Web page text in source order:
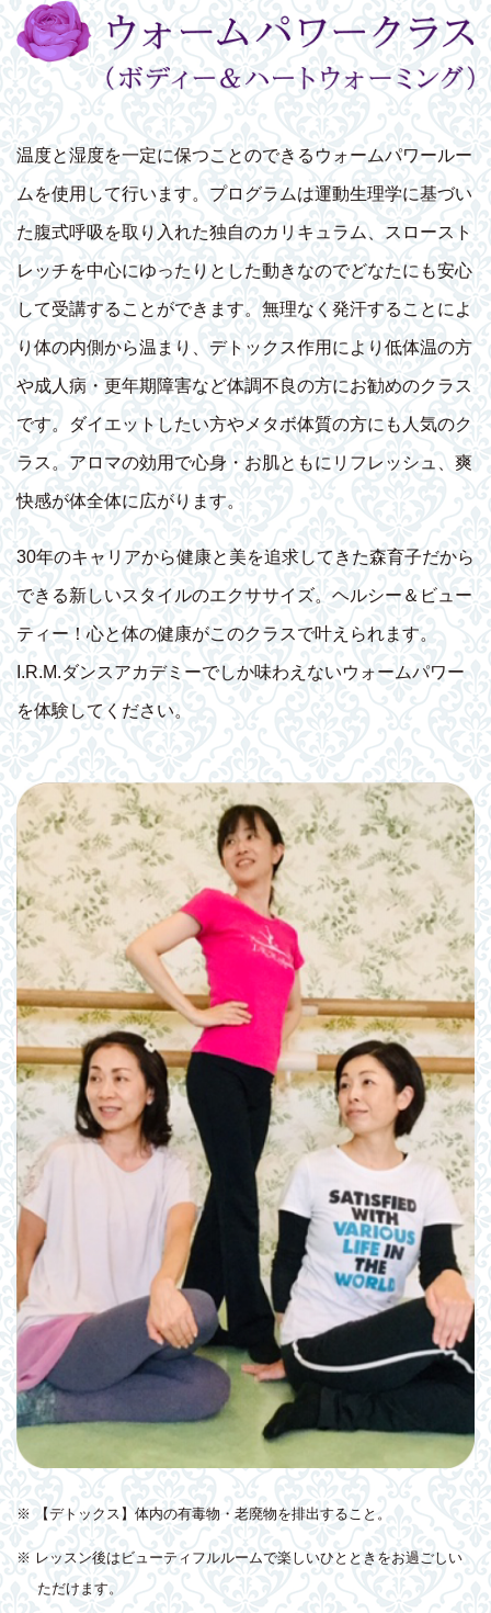
温度と湿度を一定に保つことのできるウォームパワールー
ムを使用して行います。プログラムは運動生理学に基づい
た腹式呼吸を取り入れた独自のカリキュラム、スロースト
レッチを中心にゆったりとした動きなのでどなたにも安心
して受講することができます。無理なく発汗することによ
り体の内側から温まり、デトックス作用により低体温の方
や成人病・更年期障害など体調不良の方にお勧めのクラス
です。ダイエットしたい方やメタボ体質の方にも人気のク
ラス。アロマの効用で心身・お肌ともにリフレッシュ、爽
快感が体全体に広がります。
30年のキャリアから健康と美を追求してきた森育子だから
できる新しいスタイルのエクササイズ。ヘルシー＆ビュー
ティー！心と体の健康がこのクラスで叶えられます。
I.R.M.ダンスアカデミーでしか味わえないウォームパワー
を体験してください。
※ 【デトックス】体内の有毒物・老廃物を排出すること。
※ レッスン後はビューティフルルームで楽しいひとときをお過ごしい
ただけます。